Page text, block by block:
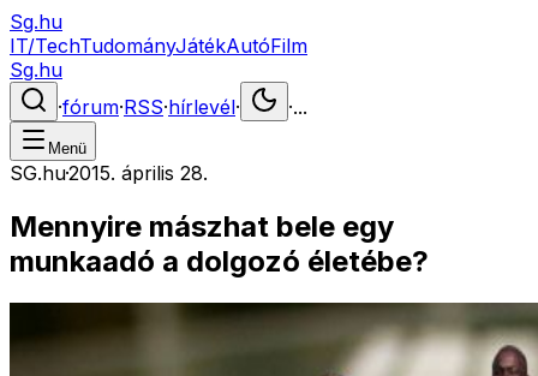
Sg.hu
IT/TechTudományJátékAutóFilm
Sg.hu
·fórum·RSS·hírlevél· ·...
Menü
SG.hu·2015. április 28.
Mennyire mászhat bele egy
munkaadó a dolgozó életébe?